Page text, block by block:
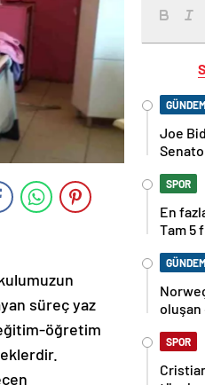
süreç yaz
öğretim
GÜNDEM
Joe
SPOR
En
Tam 5
GÜNDEM
SPOR